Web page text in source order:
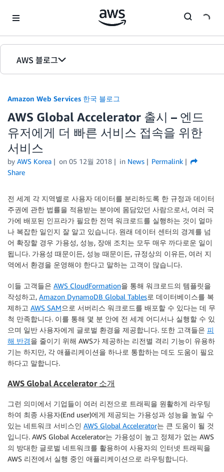
AWS 블로그
홈
에디션
Amazon Web Services 한국 블로그
AWS Global Accelerator 출시 – 엔드
유저에게 더 빠른 서비스 접속을 위한
서비스
by AWS Korea on 05 12월 2018 in News
Permalink
Share
전 세계 각 지역별로 사용자 데이터를 분리하도록 한 규정과 데이터
주권에 관한 법률을 적용받는 분야에 몸담았던 사람으로서, 여러 국
가에 배포된 인프라가 필요한 전역 워크로드를 실행하는 것이 얼마
나 복잡한 일인지 잘 알고 있습니다. 원래 데이터 센터의 경계를 넘
어 확장할 경우 가용성, 성능, 장애 조치는 모두 매우 까다로운 일이
됩니다. 가용성 때문이든, 성능 때문이든, 규정상의 이유든, 여러 지
역에서 환경을 운영해야 한다고 말하는 고객이 많습니다.
이들 고객들은 AWS CloudFormation을 통해 워크로드의 템플릿을
작성하고, Amazon DynamoDB Global Tables로 데이터베이스를 복
제하고 AWS SAM으로 서버리스 워크로드를 배포할 수 있다는 데 무
척 만족합니다. 이를 통해 몇 분 안에 전 세계 어디서나 실행할 수 있
으며 일반 사용자에게 글로벌 환경을 제공합니다. 또한 고객들은 피
해 반경을 줄이기 위해 AWS가 제공하는 리전별 격리 기능이 유용하
기는 하지만, 각 애플리케이션을 하나로 통합하는 데도 도움이 필요
하다고 말합니다.
AWS Global Accelerator 소개
그런 의미에서 기업들이 여러 리전으로 트래픽을 원활하게 라우팅
하여 최종 사용자(End user)에게 제공되는 가용성과 성능을 높일 수
있는 네트워크 서비스인 AWS Global Accelerator는 큰 도움이 될 것
입니다. AWS Global Accelerator는 가용성이 높고 정체가 없는 AWS
의 방대한 글로벌 네트워크를 활용하여 사용자의 인터넷 트래픽을
AWS 리전에서 실행 중인 애플리케이션으로 라우팅합니다.